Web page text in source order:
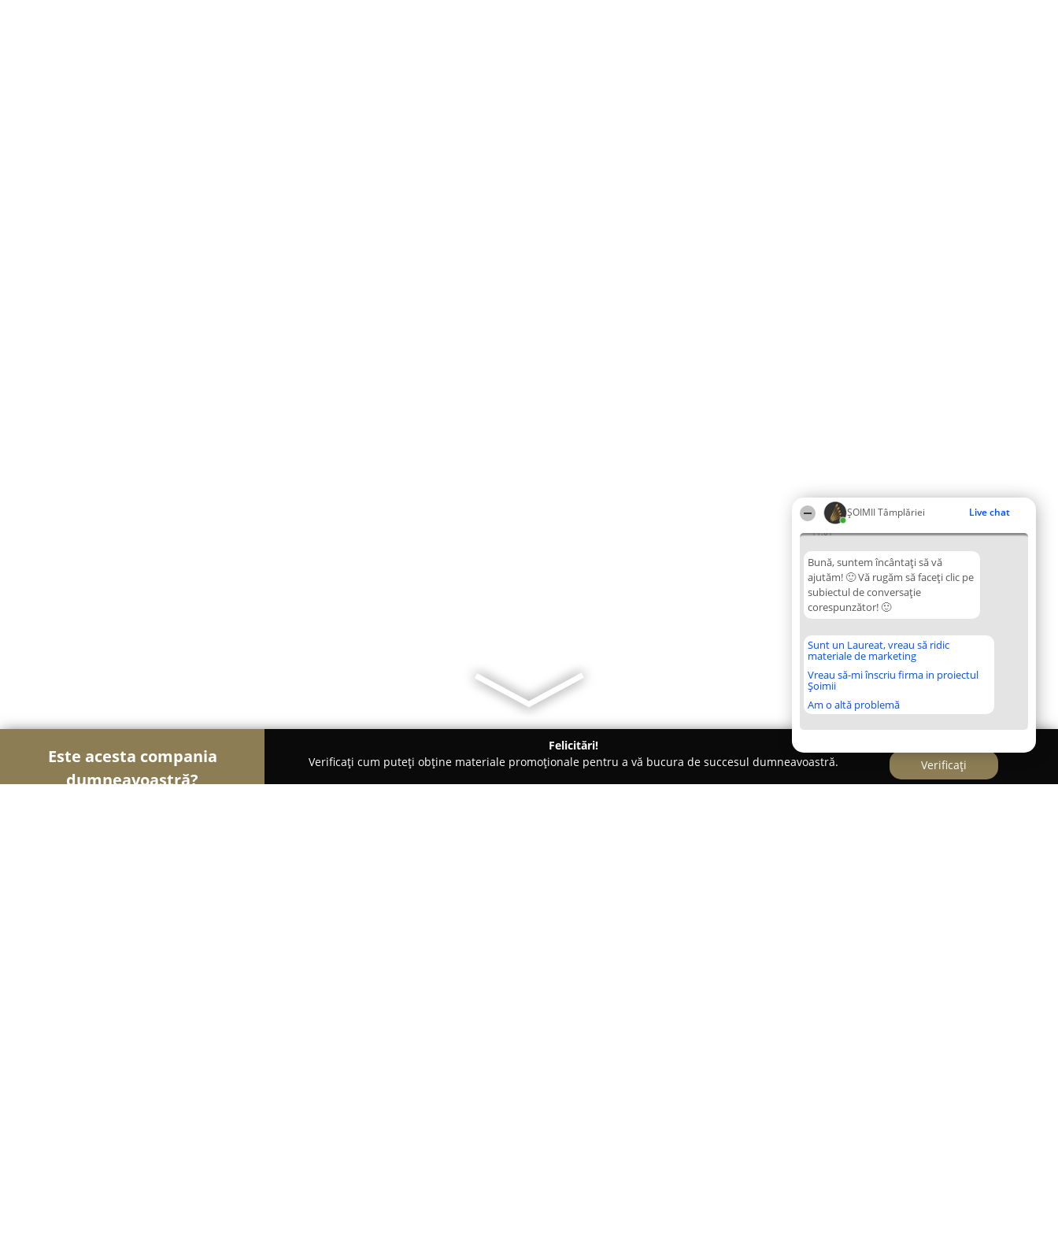
ȘOIMII Tâmplăriei Live chat
11:01
Bună, suntem încântați să vă
ajutăm! 🙂 Vă rugăm să faceți clic pe
subiectul de conversație
corespunzător! 🙂
Sunt un Laureat, vreau să ridic
materiale de marketing
Vreau să-mi înscriu firma in proiectul
Șoimii
Am o altă problemă
Este acesta compania
dumneavoastră?
Felicitări!
Verificați cum puteți obține materiale promoționale pentru a vă bucura de succesul dumneavoastră.
Verificați